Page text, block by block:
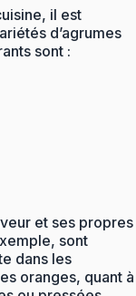
il est
d’agrumes
sont :
et ses propres
sont
dans les
oranges, quant à